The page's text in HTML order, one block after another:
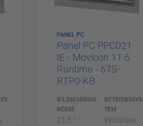
PANEL PC
Panel PC PPC021
IE - Movicon 11.6
Runtime - 67S-
RTP0-KB
BILDSCHIRMG
RÖSSE
21,5 "
BETRIEBSSYS
TEM
Windows